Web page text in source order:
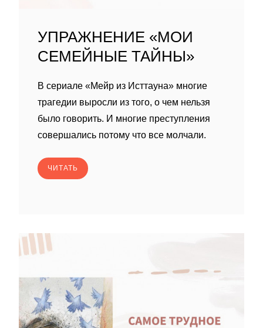
УПРАЖНЕНИЕ «МОИ
СЕМЕЙНЫЕ ТАЙНЫ»
В сериале «Мейр из Исттауна» многие
трагедии выросли из того, о чем нельзя
было говорить. И многие преступления
совершались потому что все молчали.
ЧИТАТЬ